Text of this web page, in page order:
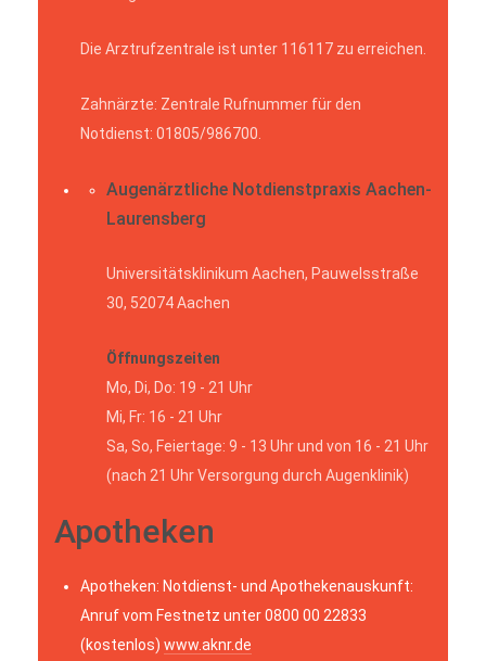
Die Arztrufzentrale ist unter 116117 zu erreichen.
Zahnärzte: Zentrale Rufnummer für den
Notdienst: 01805/986700.
Augenärztliche Notdienstpraxis Aachen-
Laurensberg
Universitätsklinikum Aachen, Pauwelsstraße
30, 52074 Aachen
Öffnungszeiten
Mo, Di, Do: 19 - 21 Uhr
Mi, Fr: 16 - 21 Uhr
Sa, So, Feiertage: 9 - 13 Uhr und von 16 - 21 Uhr
(nach 21 Uhr Versorgung durch Augenklinik)
Apotheken
Apotheken: Notdienst- und Apothekenauskunft:
Anruf vom Festnetz unter 0800 00 22833
(kostenlos) www.aknr.de